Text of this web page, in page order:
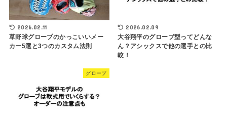
2026.02.11
草野球グローブのかっこいいメー
カー5選と3つのカスタム法則
2026.02.09
大谷翔平のグローブ型ってどんな
ん？アシックスで他の選手との比
較！
グローブ